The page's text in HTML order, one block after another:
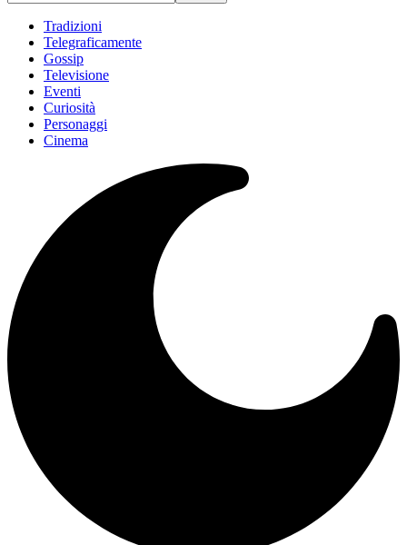
Tradizioni
Telegraficamente
Gossip
Televisione
Eventi
Curiosità
Personaggi
Cinema